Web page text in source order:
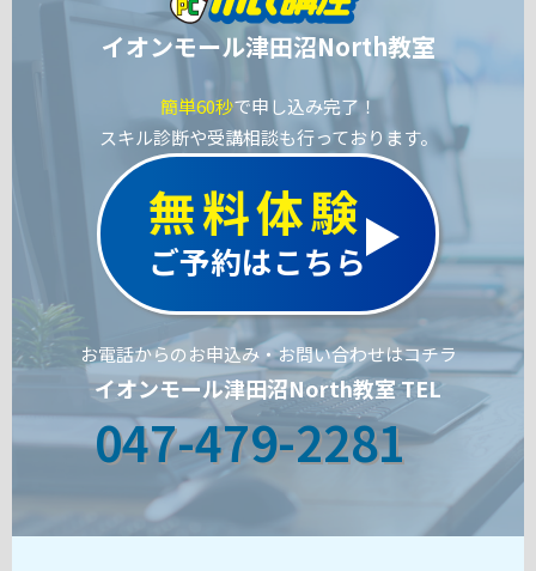
イオンモール津田沼North教室
簡単60秒で申し込み完了！
スキル診断や受講相談も行っております。
無料体験
ご予約はこちら
お電話からのお申込み・お問い合わせはコチラ
イオンモール津田沼North教室 TEL
047-479-2281